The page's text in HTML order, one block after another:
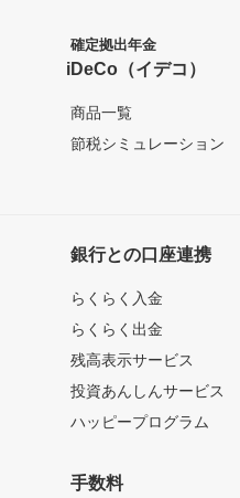
確定拠出年金
iDeCo（イデコ）
商品一覧
節税シミュレーション
銀行との口座連携
らくらく入金
らくらく出金
残高表示サービス
投資あんしんサービス
ハッピープログラム
手数料